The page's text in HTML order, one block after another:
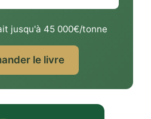
jusqu'à 45 000€/tonne
le livre